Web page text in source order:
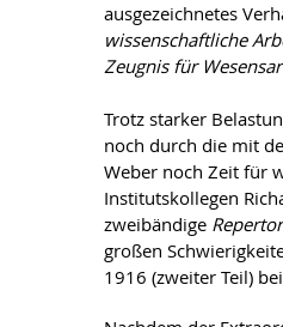
ausgezeichnetes
wissenschaftliche
Zeugnis für
Trotz starker
noch durch die mit
Weber noch Zeit für
Institutskollegen
zweibändige
großen
1916 (zweiter Teil)